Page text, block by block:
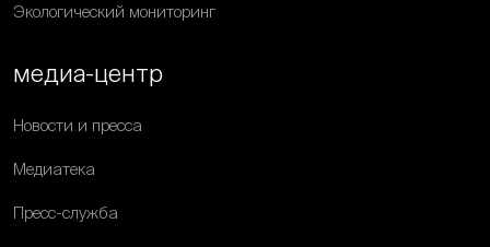
Экологический мониторинг
медиа-центр
Новости и пресса
Медиатека
Пресс-служба